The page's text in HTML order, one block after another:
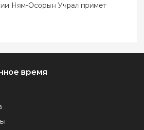
Ням-Осорын Учрал примет
время